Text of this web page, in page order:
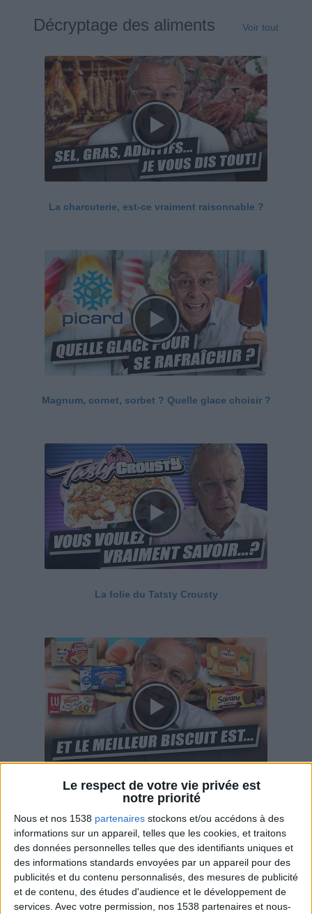
Le respect de votre vie privée est
notre priorité
Nous et nos 1538 partenaires stockons et/ou accédons à des
informations sur un appareil, telles que les cookies, et traitons
des données personnelles telles que des identifiants uniques et
des informations standards envoyées par un appareil pour des
publicités et du contenu personnalisés, des mesures de publicité
et de contenu, des études d'audience et le développement de
services. Avec votre permission, nos 1538 partenaires et nous-
Décryptage des aliments Voir tout
La charcuterie, est-ce vraiment raisonnable ?
Magnum, cornet, sorbet ? Quelle glace choisir ?
La folie du Tatsty Crousty
Savane, LU, Pepito, Harrys... Que valent vraiment
ces gâteaux ?
Webinaires en direct Voir tout